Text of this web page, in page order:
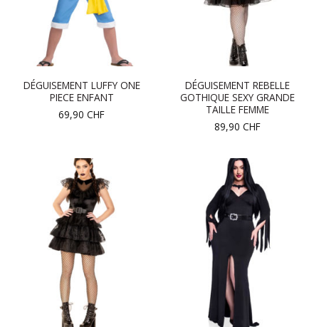
DÉGUISEMENT LUFFY ONE
PIECE ENFANT
69,90 CHF
DÉGUISEMENT REBELLE
GOTHIQUE SEXY GRANDE
TAILLE FEMME
89,90 CHF